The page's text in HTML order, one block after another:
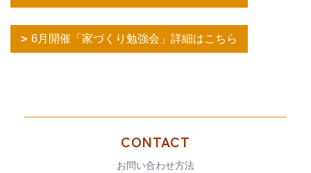
6月開催「家づくり勉強会」詳細はこちら
CONTACT
お問い合わせ方法